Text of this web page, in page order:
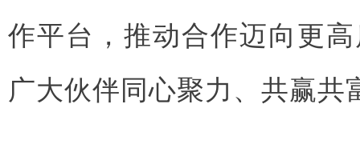
作平台，推动合作迈向更
广大伙伴同心聚力、共赢